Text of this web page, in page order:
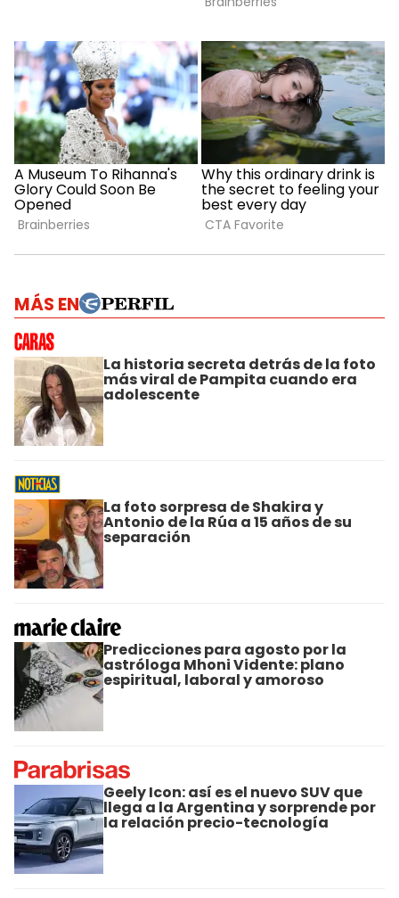
MÁS EN
La historia secreta detrás de la foto
más viral de Pampita cuando era
adolescente
La foto sorpresa de Shakira y
Antonio de la Rúa a 15 años de su
separación
Predicciones para agosto por la
astróloga Mhoni Vidente: plano
espiritual, laboral y amoroso
Geely Icon: así es el nuevo SUV que
llega a la Argentina y sorprende por
la relación precio-tecnología